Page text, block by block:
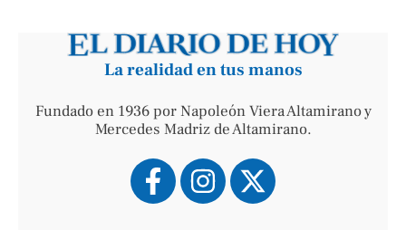
La realidad en tus manos
Fundado en 1936 por Napoleón Viera Altamirano y
Mercedes Madriz de Altamirano.